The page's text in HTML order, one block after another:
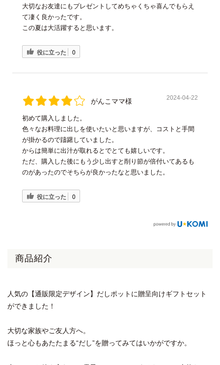
大切なお友達にもプレゼントしてめちゃくちゃ喜んでもらえ
て凄く良かったです。
この夏は大活躍すると思います。
役に立った 0
がんこママ様 2024-04-22
初めて購入しました。
色々なお料理に出しを使いたいと思いますが、コストと手間
が掛かるので躊躇していました。
からは簡単に出汁が取れるとでとても嬉しいです。
ただ、購入した後にもう少し出すと削り節が倍付いてあるも
のがあったのでそちらが良かったなと思いました。
役に立った 0
商品紹介
人気の【通販限定デザイン】だしポットに贈呈向けギフトセット
ができました！
大切な家族やご友人方へ。
ほっと心もあたたまる“だし”を贈ってみてはいかがですか。